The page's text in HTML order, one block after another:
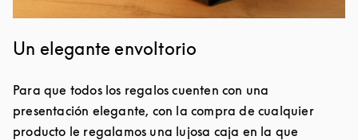
Un elegante envoltorio
Para que todos los regalos cuenten con una
presentación elegante, con la compra de cualquier
producto le regalamos una lujosa caja en la que